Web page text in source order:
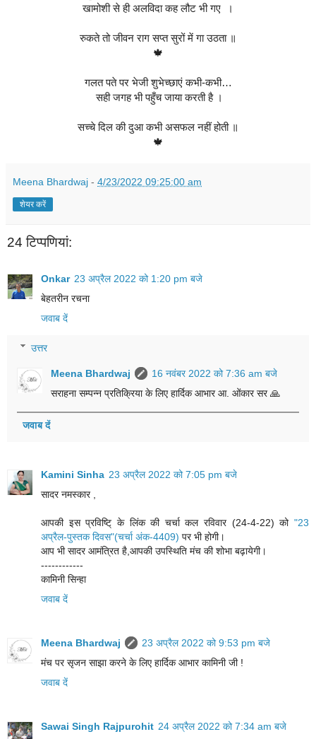
खामोशी से ही अलविदा कह लौट भी गए  ।
रुकते तो जीवन राग सप्त सुरों में गा उठता ॥
🍁
गलत पते पर भेजी शुभेच्छाएं कभी-कभी…
सही जगह भी पहुँच जाया करती है ।
सच्चे दिल की दुआ कभी असफल नहीं होती ॥
🍁
Meena Bhardwaj - 4/23/2022 09:25:00 am
शेयर करें
24 टिप्‍पणियां:
Onkar 23 अप्रैल 2022 को 1:20 pm बजे
बेहतरीन रचना
जवाब दें
उत्तर
Meena Bhardwaj
16 नवंबर 2022 को 7:36 am बजे
सराहना सम्पन्न प्रतिक्रिया के लिए हार्दिक आभार आ. ओंकार सर 🙏
जवाब दें
Kamini Sinha 23 अप्रैल 2022 को 7:05 pm बजे
सादर नमस्कार ,
आपकी इस प्रविष्टि् के लिंक की चर्चा कल रविवार (24-4-22) को "23
अप्रैल-पुस्तक दिवस"(चर्चा अंक-4409) पर भी होगी।
आप भी सादर आमंत्रित है,आपकी उपस्थिति मंच की शोभा बढ़ायेगी।
------------
कामिनी सिन्हा
जवाब दें
Meena Bhardwaj
23 अप्रैल 2022 को 9:53 pm बजे
मंच पर सृजन साझा करने के लिए हार्दिक आभार कामिनी जी !
जवाब दें
Sawai Singh Rajpurohit 24 अप्रैल 2022 को 7:34 am बजे